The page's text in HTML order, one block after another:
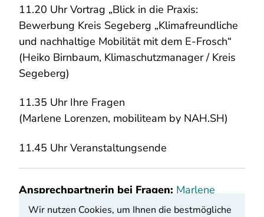
11.20 Uhr Vortrag „Blick in die Praxis:
Bewerbung Kreis Segeberg „Klimafreundliche
und nachhaltige Mobilität mit dem E-Frosch“
(Heiko Birnbaum, Klimaschutzmanager / Kreis
Segeberg)
11.35 Uhr Ihre Fragen
(Marlene Lorenzen, mobiliteam by NAH.SH)
11.45 Uhr Veranstaltungsende
Ansprechpartnerin bei Fragen: Marlene
Lorenzen, mobiliteam by NAH.SH
Wir nutzen Cookies, um Ihnen die bestmögliche